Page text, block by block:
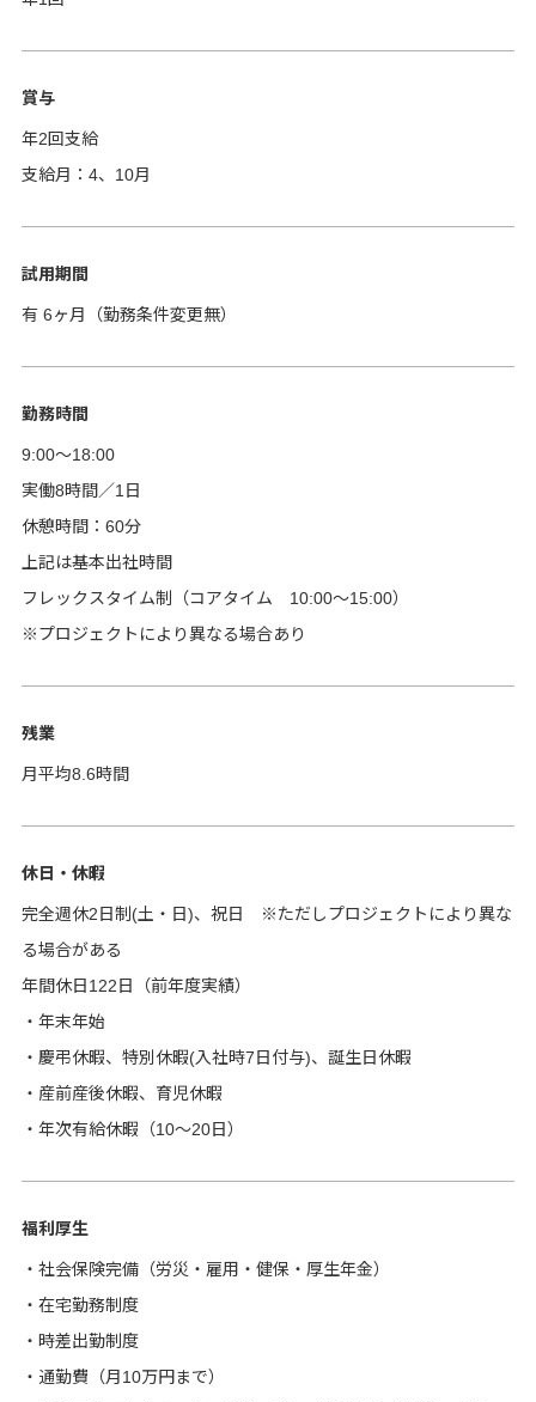
賞与
年2回支給
支給月：4、10月
試用期間
有 6ヶ月（勤務条件変更無）
勤務時間
9:00～18:00
実働8時間／1日
休憩時間：60分
上記は基本出社時間
フレックスタイム制（コアタイム 10:00～15:00）
※プロジェクトにより異なる場合あり
残業
月平均8.6時間
休日・休暇
完全週休2日制(土・日)、祝日 ※ただしプロジェクトにより異な
る場合がある
年間休日122日（前年度実績）
・年末年始
・慶弔休暇、特別休暇(入社時7日付与)、誕生日休暇
・産前産後休暇、育児休暇
・年次有給休暇（10～20日）
福利厚生
・社会保険完備（労災・雇用・健保・厚生年金）
・在宅勤務制度
・時差出勤制度
・通勤費（月10万円まで）